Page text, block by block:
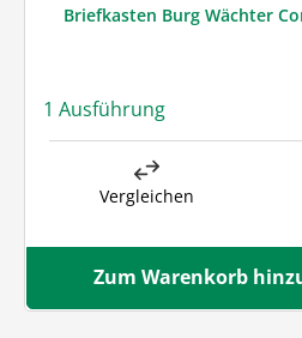
Briefkasten Burg Wächter
1 Ausführung
Vergleichen
Zum Warenkorb